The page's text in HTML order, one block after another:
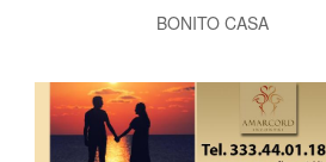
BONITO CASA